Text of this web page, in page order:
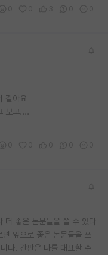
같아요
보고....
더 좋은 논문들을 쓸 수 있다
앞으로 좋은 논문들을 쓰
다. 간판은 나를 대표할 수